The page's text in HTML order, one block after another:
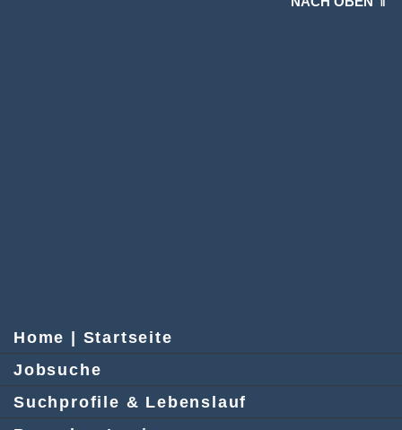
Home | Startseite
Jobsuche
Suchprofile & Lebenslauf